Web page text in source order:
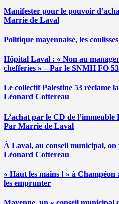
Manifester pour le pouvoir
Marrie de Laval
Politique mayennaise, les
Hôpital Laval : « Non au
chefferies » – Par le SNMH FO 53
Le collectif Palestine 53 réclame
Léonard Cottereau
L’achat par le CD de
Par Marrie de Laval
À Laval, au conseil municipal,
Léonard Cottereau
« Haut les mains ! » à
les emprunter